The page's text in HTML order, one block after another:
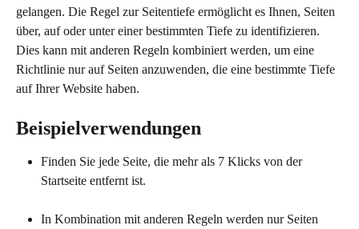
gelangen. Die Regel zur Seitentiefe ermöglicht es Ihnen, Seiten
über, auf oder unter einer bestimmten Tiefe zu identifizieren.
Dies kann mit anderen Regeln kombiniert werden, um eine
Richtlinie nur auf Seiten anzuwenden, die eine bestimmte Tiefe
auf Ihrer Website haben.
Beispielverwendungen
Finden Sie jede Seite, die mehr als 7 Klicks von der
Startseite entfernt ist.
In Kombination mit anderen Regeln werden nur Seiten